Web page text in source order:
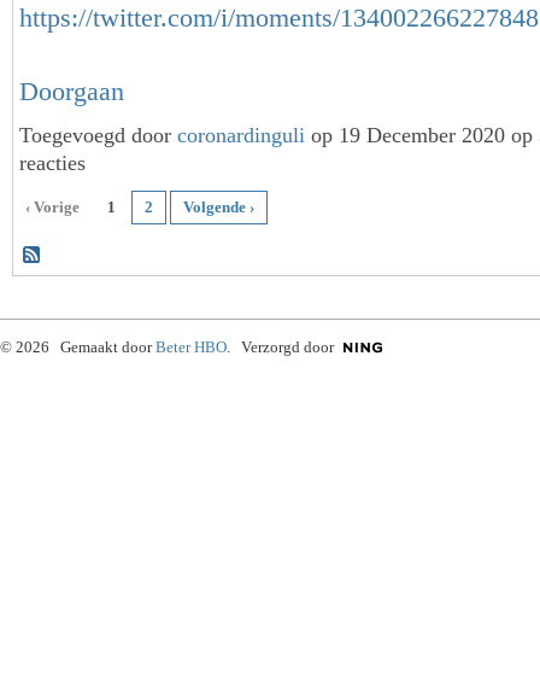
https://twitter.com/i/moments/
Doorgaan
Toegevoegd door coronardinguli op 19 December 2020
reacties
‹ Vorige 1 2 Volgende ›
© 2026 Gemaakt doorBeter HBO. Verzorgd door